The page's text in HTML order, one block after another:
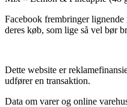
Facebook frembringer
deres køb, som lige så vel bør
Dette website er
udfører en transaktion.
Data om varer og online